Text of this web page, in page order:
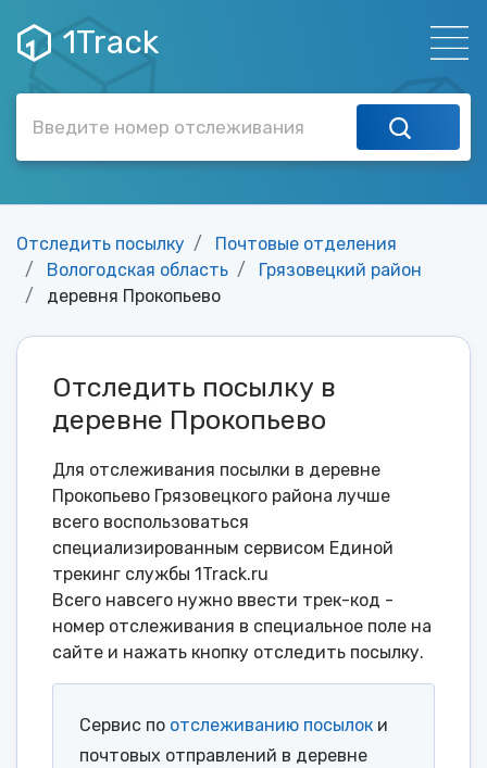
1Track
Отследить посылку
Почтовые отделения
Вологодская область
Грязовецкий район
деревня Прокопьево
Отследить посылку в
деревне Прокопьево
Для отслеживания посылки в деревне
Прокопьево Грязовецкого района лучше
всего воспользоваться
специализированным сервисом Единой
трекинг службы 1Track.ru
Всего навсего нужно ввести трек-код -
номер отслеживания в специальное поле на
сайте и нажать кнопку отследить посылку.
Сервис по отслеживанию посылок и
почтовых отправлений в деревне